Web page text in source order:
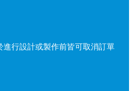
進行設計或製作前皆可取消訂單